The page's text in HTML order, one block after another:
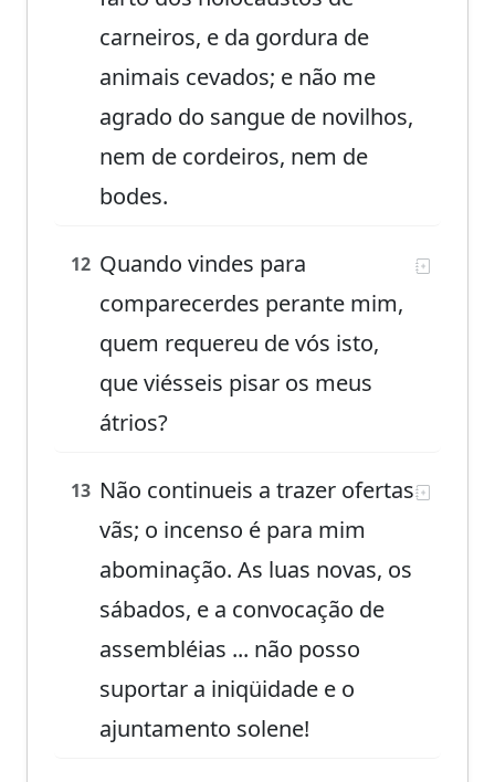
carneiros, e da gordura de
animais cevados; e não me
agrado do sangue de novilhos,
nem de cordeiros, nem de
bodes.
12 Quando vindes para
comparecerdes perante mim,
quem requereu de vós isto,
que viésseis pisar os meus
átrios?
13 Não continueis a trazer ofertas
vãs; o incenso é para mim
abominação. As luas novas, os
sábados, e a convocação de
assembléias ... não posso
suportar a iniqüidade e o
ajuntamento solene!